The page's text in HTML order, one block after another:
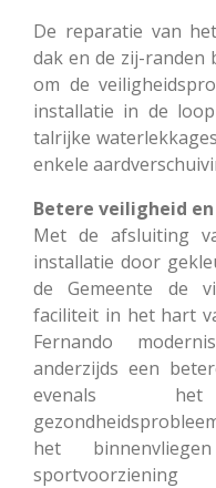
De reparatie van
dak en de zij-randen
om de
installatie in de
talrijke
enkele
Betere veiligheid
Met de afsluiting
installatie door
de Gemeente de
faciliteit in het hart
Fernando
anderzijds een
evenals het
het
sportvoorziening